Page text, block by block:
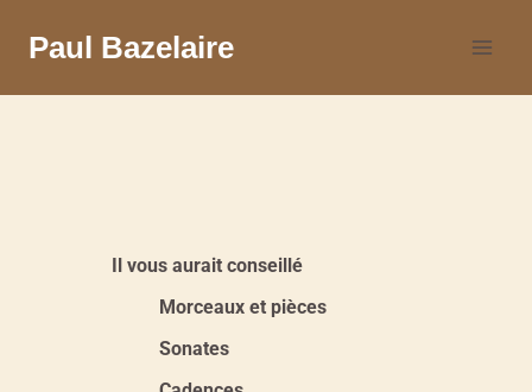
Paul Bazelaire
Il vous aurait conseillé
Morceaux et pièces
Sonates